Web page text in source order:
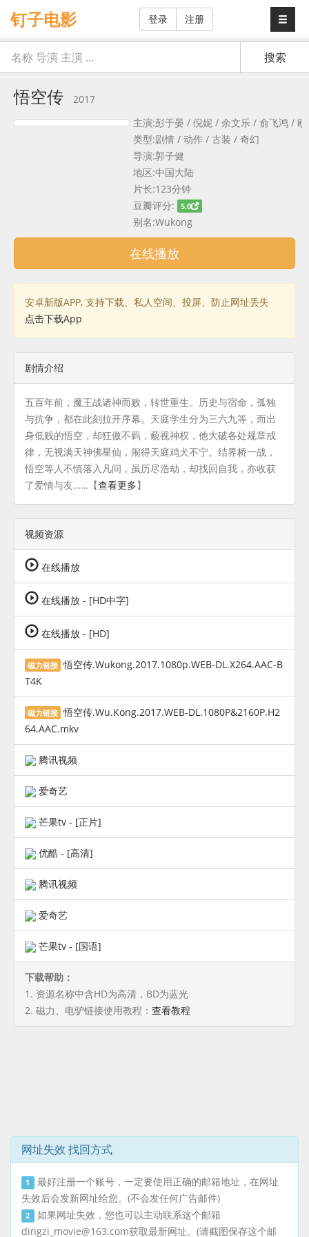
钉子电影 登录 注册
悟空传
2017
主演:彭于晏 / 倪妮 / 余文乐 / 俞飞鸿 /
类型:剧情 / 动作 / 古装 / 奇幻
导演:郭子健
地区:中国大陆
片长:123分钟
豆瓣评分:
5.0
别名:Wukong
在线播放
安卓新版APP, 支持下载、私人空间、投屏、防止网址丢失
点击下载App
剧情介绍
五百年前，魔王战诸神而败，转世重生。历史与宿命，孤独
与抗争，都在此刻拉开序幕。天庭学生分为三六九等，而出
身低贱的悟空，却狂傲不羁，藐视神权，他大破各处规章戒
律，无视满天神佛星仙，闹得天庭鸡犬不宁。结界桥一战，
悟空等人不慎落入凡间，虽历尽浩劫，却找回自我，亦收获
了爱情与友…… 【查看更多】
视频资源
在线播放
在线播放 - [HD中字]
在线播放 - [HD]
磁力链接 悟空传.Wukong.2017.1080p.WEB-DL.X264.AAC-B
T4K
磁力链接 悟空传.Wu.Kong.2017.WEB-DL.1080P&2160P.H2
64.AAC.mkv
腾讯视频
爱奇艺
芒果tv - [正片]
优酷 - [高清]
腾讯视频
爱奇艺
芒果tv - [国语]
下载帮助：
1. 资源名称中含HD为高清，BD为蓝光
2. 磁力、电驴链接使用教程： 查看教程
网址失效 找回方式
1 最好注册一个账号，一定要使用正确的邮箱地址，在网址
失效后会发新网址给您。(不会发任何广告邮件)
2 如果网址失效，您也可以主动联系这个邮箱
dingzi_movie@163.com获取最新网址。(请截图保存这个邮